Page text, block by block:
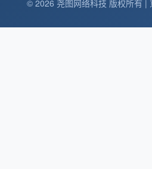
© 2026 尧图网络科技 版权所有 |